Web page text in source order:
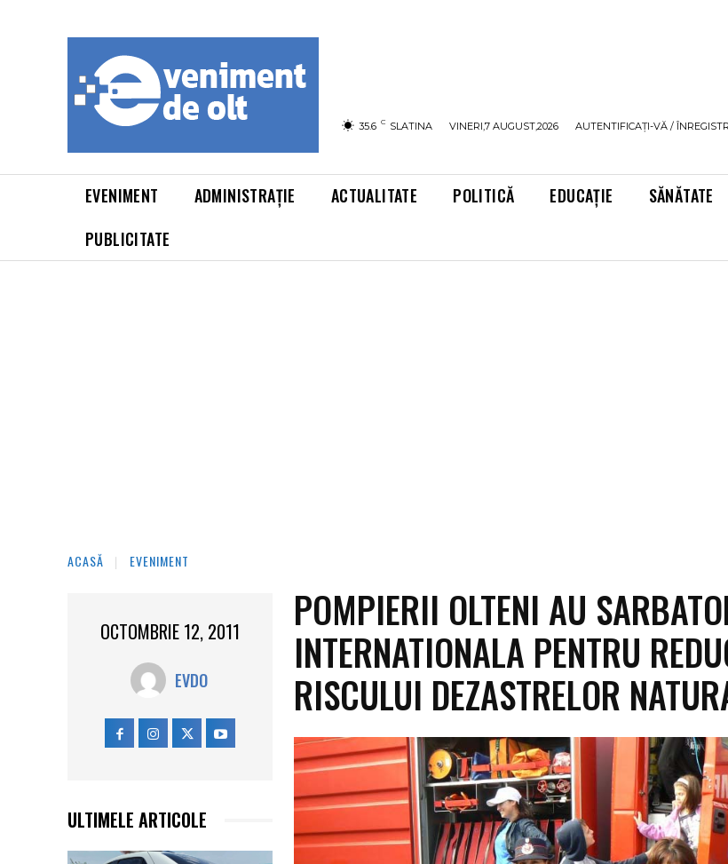
35.6 C SLATINA VINERI,7 AUGUST,2026 AUTENTIFICAȚI-VĂ /
EVENIMENT ADMINISTRAȚIE ACTUALITATE POLITICĂ EDUCAȚIE SĂNĂTATE
PUBLICITATE
ACASĂ EVENIMENT
OCTOMBRIE 12, 2011
EVDO
ULTIMELE ARTICOLE
POMPIERII OLTENI AU
INTERNATIONALA PENTRU
RISCULUI DEZASTRELOR